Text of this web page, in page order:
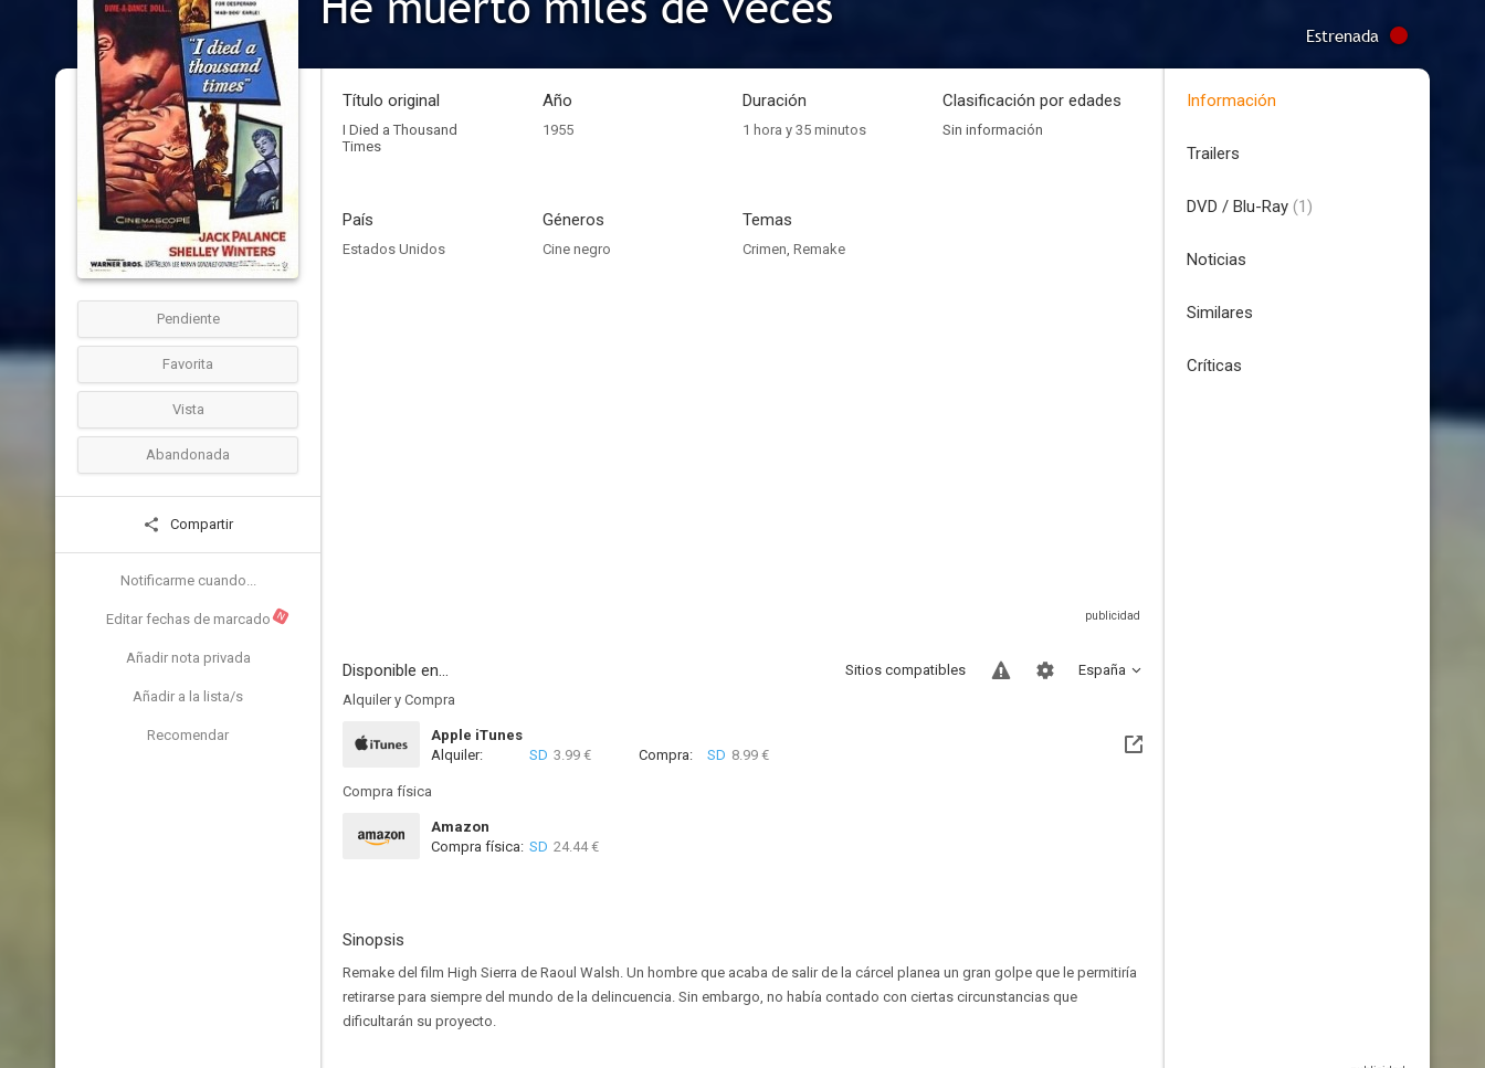
Estrenada
Pendiente
Favorita
Vista
Abandonada
Compartir
Notificarme cuando...
Editar fechas de marcado N
Añadir nota privada
Añadir a la lista/s
Recomendar
Título original
I Died a Thousand
Times
Año
1955
Duración
1 hora y 35 minutos
Clasificación por edades
Sin información
País
Estados Unidos
Géneros
Cine negro
Temas
Crimen, Remake
Disponible en... España
Sitios compatibles
Alquiler y Compra
Apple iTunes
Alquiler:
SD 3.99 € Compra: SD 8.99 €
Compra física
Amazon
Compra física: SD 24.44 €
Sinopsis
Remake del film High Sierra de Raoul Walsh. Un hombre que acaba de salir de la cárcel planea un gran golpe que le permitiría
retirarse para siempre del mundo de la delincuencia. Sin embargo, no había contado con ciertas circunstancias que
dificultarán su proyecto.
Información
Trailers
DVD / Blu-Ray (1)
Noticias
Similares
Críticas